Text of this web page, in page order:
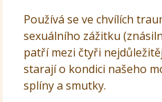
Používá se ve chvílích
sexuálního zážitku
patří mezi čtyři
starají o kondici našeho
splíny a smutky.